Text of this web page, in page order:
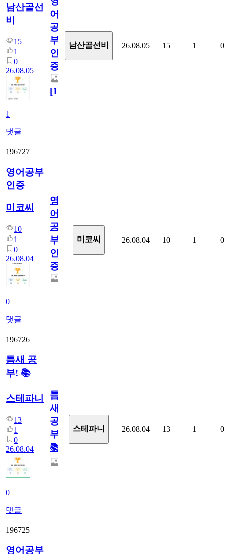
남산골선
비
15
1
0
26.08.05
1
댓글
어
공
부
인
증
[1]
남산골선비 26.08.05 15 1 0
196727
영어공부
인증
미코씨
10
1
0
26.08.04
0
댓글
영
어
공
부
인
증
미코씨 26.08.04 10 1 0
196726
틈새 공
부! 📚
스테파니
13
1
0
26.08.04
0
댓글
틈
새
공
부!
📚
스테파니 26.08.04 13 1 0
196725
영어공부